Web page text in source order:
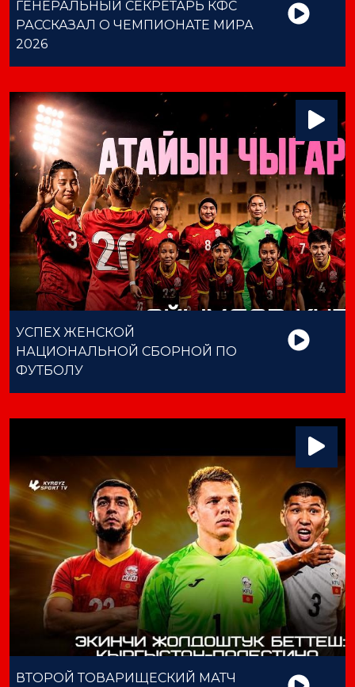
ГЕНЕРАЛЬНЫЙ СЕКРЕТАРЬ КФС
РАССКАЗАЛ О ЧЕМПИОНАТЕ МИРА
2026
УСПЕХ ЖЕНСКОЙ
НАЦИОНАЛЬНОЙ СБОРНОЙ ПО
ФУТБОЛУ
ВТОРОЙ ТОВАРИЩЕСКИЙ МАТЧ